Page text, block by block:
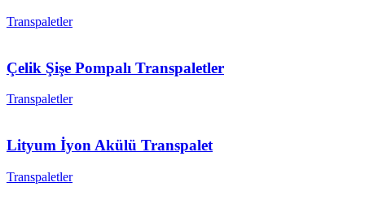
Transpaletler
Çelik Şişe Pompalı Transpaletler
Transpaletler
Lityum İyon Akülü Transpalet
Transpaletler